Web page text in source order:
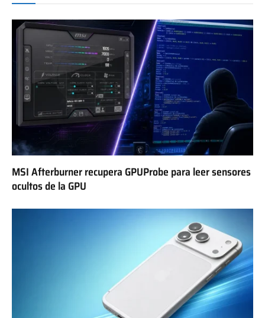
MSI Afterburner recupera GPUProbe para leer sensores
ocultos de la GPU